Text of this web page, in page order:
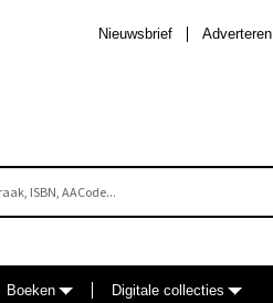
Adverteren
Nieuwsbrief
Boeken Digitale collecties